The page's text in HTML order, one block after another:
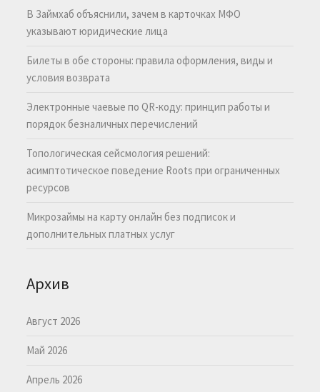
В Займхаб объяснили, зачем в карточках МФО
указывают юридические лица
Билеты в обе стороны: правила оформления, виды и
условия возврата
Электронные чаевые по QR-коду: принцип работы и
порядок безналичных перечислений
Топологическая сейсмология решений:
асимптотическое поведение Roots при ограниченных
ресурсов
Микрозаймы на карту онлайн без подписок и
дополнительных платных услуг
Архив
Август 2026
Май 2026
Апрель 2026